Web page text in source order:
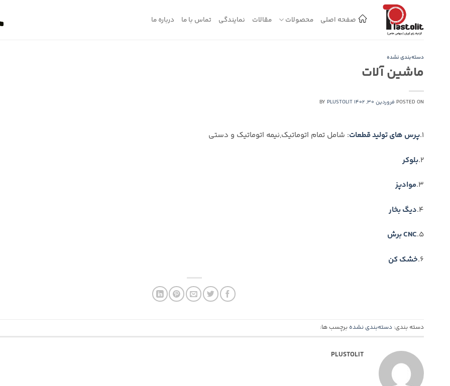
صفحه اصلی محصولات مقالات نمایندگی تماس با ما درباره ما
دسته‌بندی نشده
ماشین آلات
POSTED ON فروردین 30, 1402 BY PLUSTOLIT
1. پرس های تولید قطعات: شامل تمام اتوماتیک,نیمه اتوماتیک و دستی
2. بلوکر
3. موادپز
4. دیگ بخار
5. CNC برش
6. خشک کن
دسته بندی: دسته‌بندی نشده برچسب ها:
PLUSTOLIT